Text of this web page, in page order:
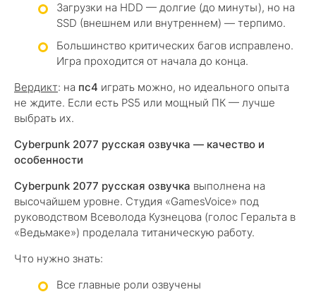
Загрузки на HDD — долгие (до минуты), но на
SSD (внешнем или внутреннем) — терпимо.
Большинство критических багов исправлено.
Игра проходится от начала до конца.
Вердикт: на пс4 играть можно, но идеального опыта
не ждите. Если есть PS5 или мощный ПК — лучше
выбрать их.
Cyberpunk 2077 русская озвучка — качество и
особенности
Cyberpunk 2077 русская озвучка выполнена на
высочайшем уровне. Студия «GamesVoice» под
руководством Всеволода Кузнецова (голос Геральта в
«Ведьмаке») проделала титаническую работу.
Что нужно знать:
Все главные роли озвучены